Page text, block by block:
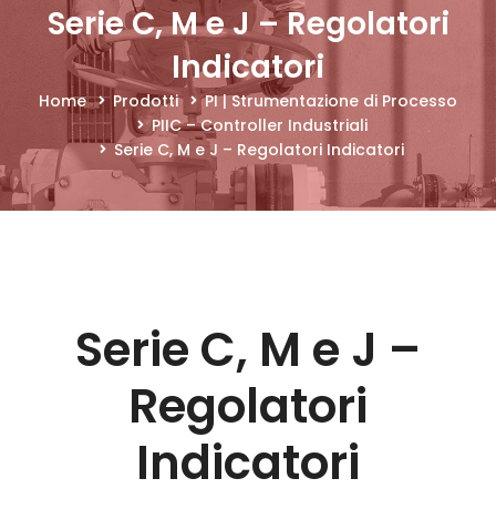
Serie C, M e J – Regolatori
Indicatori
Home Prodotti
PI | Strumentazione di Processo
PIIC – Controller Industriali
Serie C, M e J – Regolatori Indicatori
Serie C, M e J –
Regolatori
Indicatori